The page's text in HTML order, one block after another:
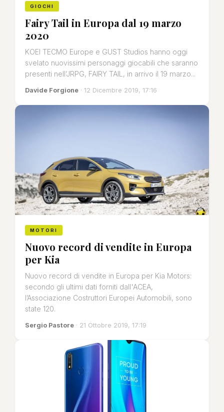
GIOCHI
Fairy Tail in Europa dal 19 marzo
2020
KOEI TECMO Europe e GUST Studios hanno oggi
svelato nuovissimi personaggi giocabili che saranno
presenti nell’JRPG, FAIRY TAIL, in arrivo il 19 marzo...
Davide Forgione · 12 Dicembre 2019, 17:16
MOTORI
Nuovo record di vendite in Europa
per Kia
Nuovo record di vendite in Europa per Kia Motors:
secondo gli ultimi dati forniti dall'ACEA,
l’Associazione Costruttori Europei Automobili, sono
state 120.
Sergio Pastore · 21 Ottobre 2019, 17:19